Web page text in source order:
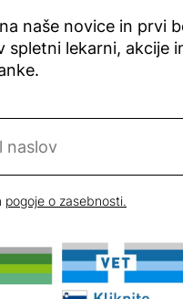
naše novice in prvi
spletni lekarni, akcije
novice
pogoje o zasebnosti.